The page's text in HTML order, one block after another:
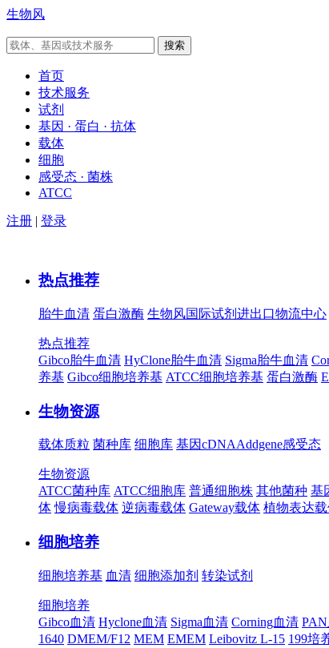
生物风
首页
技术服务
试剂
基因 · 蛋白 · 抗体
载体
细胞
感受态 · 菌株
ATCC
注册 | 登录
热点推荐
胎牛血清 蛋白激酶 生物风国际试剂进出口物流中心
热点推荐
Gibco胎牛血清 HyClone胎牛血清 Sigma胎牛血清
养基 Gibco细胞培养基 ATCC细胞培养基 蛋白激酶
生物资源
载体质粒 菌种库 细胞库 基因cDNAAddgene感受态
生物资源
ATCC菌种库 ATCC细胞库 普通细胞株 其他菌种 基
体 慢病毒载体 逆病毒载体 Gateway载体 植物表达
细胞培养
细胞培养基 血清 细胞添加剂 转染试剂
细胞培养
Gibco血清 Hyclone血清 Sigma血清 Corning血清
1640 DMEM/F12 MEM EMEM Leibovitz L-15 199培